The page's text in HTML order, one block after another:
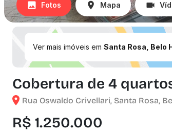
Fotos Mapa
Ver mais imóveis em Santa Rosa, Belo
Cobertura de 4
Rua Oswaldo Crivellari, Santa Rosa,
R$ 1.250.000